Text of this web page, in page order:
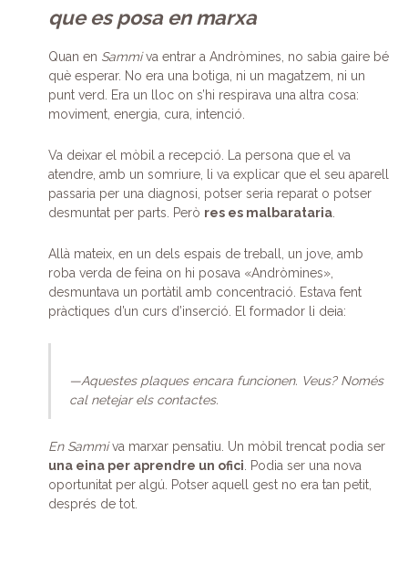
que es posa en marxa
Quan en Sammiva entrar a Andròmines, no sabia gaire bé
què esperar. No era una botiga, ni un magatzem, ni un
punt verd. Era un lloc on s’hi respirava una altra cosa:
moviment, energia, cura, intenció.
Va deixar el mòbil a recepció. La persona que el va
atendre, amb un somriure, li va explicar que el seu aparell
passaria per una diagnosi, potser seria reparat o potser
desmuntat per parts. Però res es malbarataria.
Allà mateix, en un dels espais de treball, un jove, amb
roba verda de feina on hi posava «Andròmines»,
desmuntava un portàtil amb concentració. Estava fent
pràctiques d’un curs d’inserció. El formador li deia:
—Aquestes plaques encara funcionen. Veus? Només
cal netejar els contactes.
En Sammiva marxar pensatiu. Un mòbil trencat podia ser
una eina per aprendre un ofici . Podia ser una nova
oportunitat per algú. Potser aquell gest no era tan petit,
després de tot.